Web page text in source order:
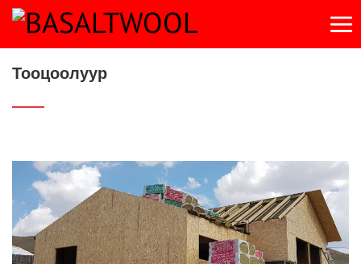
Тооцоолуур